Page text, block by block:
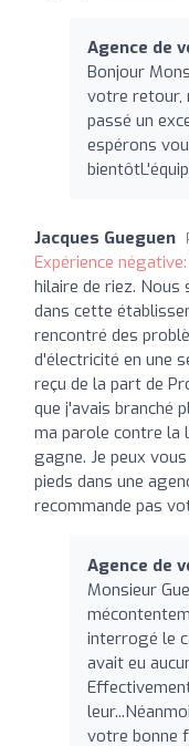
Agence de
Bonjour
votre retour,
passé un
espérons
Jacques Gueguen
Expérience négative:
hilaire de riez. Nous
dans cette
rencontré des
d'électricité en une
reçu de la part de
que j'avais branché
ma parole contre la
gagne. Je peux
pieds dans une
recommande pas
Agence de
Monsieur
interrogé le
avait eu
votre bonne